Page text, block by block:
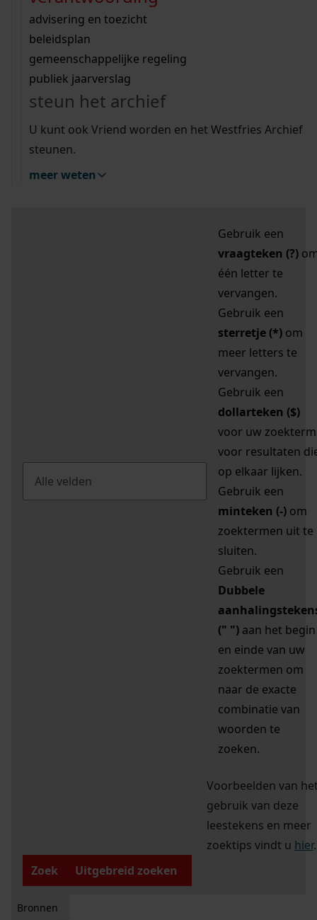
bouwvergunningen
omgevingsvergunningen
vergunningen
beeld en geluid
uitleg nodig?
Wij helpen u op weg met een aantal zoektips.
bekijk alle zoektips
Wij helpen u op weg met een aantal zoektips.
bekijk alle zoektips
bekijk ons geschiedenislokaal
advisering en toezicht
beleidsplan
gemeenschappelijke regeling
publiek jaarverslag
steun het archief
U kunt ook Vriend worden en het Westfries Archief
steunen.
meer weten
zoektips
Mijn Studiezaal (inloggen)
uw zoekopdracht te
Gebruik een
vraagteken (?)
één letter te
vervangen.
Gebruik een
sterretje (*) om
meer letters te
vervangen.
Gebruik een
dollarteken ($)
voor uw zoekterm
voor resultaten
op elkaar lijken.
Gebruik een
minteken (-) om
zoektermen uit te
sluiten.
Gebruik een
Dubbele
(" ") aan het begin
en einde van uw
zoektermen om
naar de exacte
combinatie van
woorden te
zoeken.
Voorbeelden van
gebruik van deze
leestekens en meer
zoektips vindt u hier.
Zoek
Uitgebreid zoeken
Bronnen